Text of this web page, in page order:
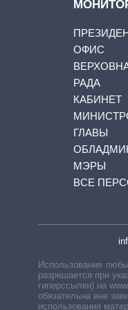
ОФИС
РАДА
КАБИНЕТ
ГЛАВЫ
МЭРЫ
ВСЕ
Использование
разрешается при
гиперссылки) на
обязательна вне
использования